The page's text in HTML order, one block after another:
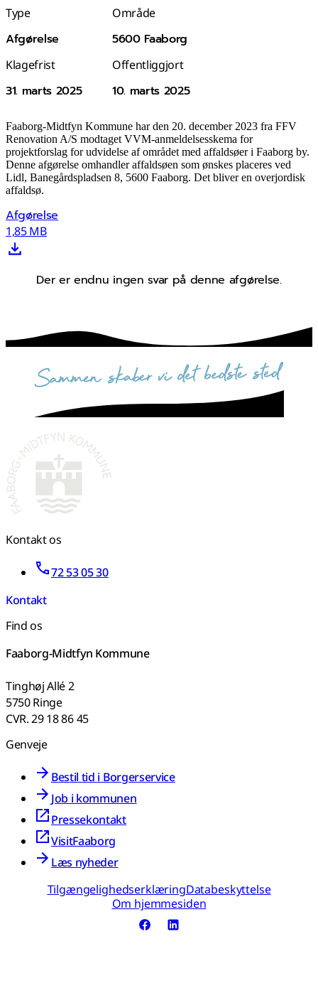
Type
Afgørelse
Område
5600 Faaborg
Klagefrist
31. marts 2025
Offentliggjort
10. marts 2025
Faaborg-Midtfyn Kommune har den 20. december 2023 fra FFV
Renovation A/S modtaget VVM-anmeldelsesskema for
projektforslag for udvidelse af området med affaldsøer i Faaborg by.
Denne afgørelse omhandler affaldsøen som ønskes placeres ved
Lidl, Banegårdspladsen 8, 5600 Faaborg. Det bliver en overjordisk
affaldsø.
Afgørelse
1,85 MB
Der er endnu ingen svar på denne afgørelse.
sammen skaber vi det bedste sted
Kontakt os
72 53 05 30
Kontakt
Find os
Faaborg-Midtfyn Kommune
Tinghøj Allé 2
5750 Ringe
CVR. 29 18 86 45
Genveje
Bestil tid i Borgerservice
Job i kommunen
Pressekontakt
VisitFaaborg
Læs nyheder
TilgængelighedserklæringDatabeskyttelse
Om hjemmesiden